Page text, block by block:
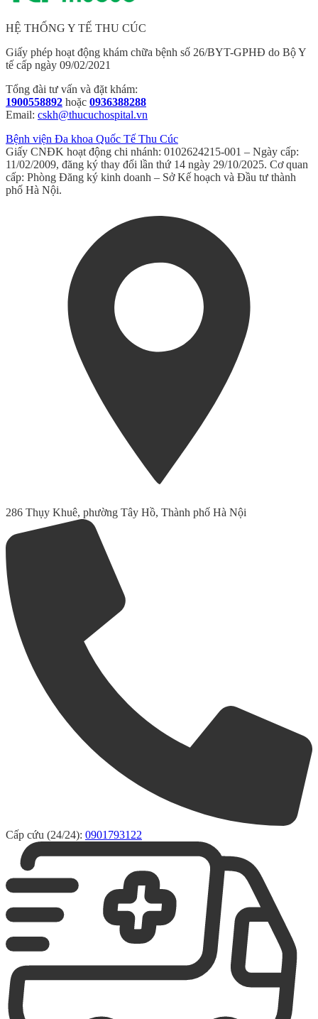
HỆ THỐNG Y TẾ THU CÚC
Giấy phép hoạt động khám chữa bệnh số 26/BYT-GPHĐ do Bộ Y
tế cấp ngày 09/02/2021
Tổng đài tư vấn và đặt khám:
1900558892 hoặc 0936388288
Email: cskh@thucuchospital.vn
Bệnh viện Đa khoa Quốc Tế Thu Cúc
Giấy CNĐK hoạt động chi nhánh: 0102624215-001 – Ngày cấp:
11/02/2009, đăng ký thay đổi lần thứ 14 ngày 29/10/2025. Cơ quan
cấp: Phòng Đăng ký kinh doanh – Sở Kế hoạch và Đầu tư thành
phố Hà Nội.
286 Thụy Khuê, phường Tây Hồ, Thành phố Hà Nội
Cấp cứu (24/24): 0901793122